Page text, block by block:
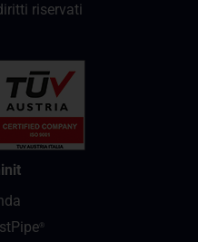
riservati
®